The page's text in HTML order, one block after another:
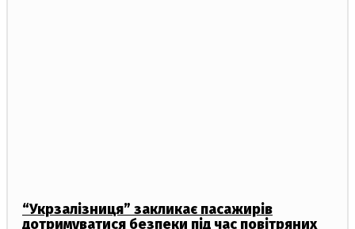
“Укрзалізниця” закликає пасажирів
дотримуватися безпеки під час повітряних